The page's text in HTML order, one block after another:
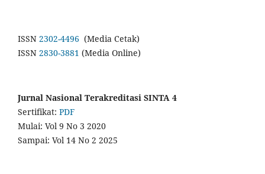
ISSN 2302-4496 (Media Cetak)
ISSN 2830-3881 (Media Online)
Jurnal Nasional Terakreditasi SINTA 4
Sertifikat: PDF
Mulai: Vol 9 No 3 2020
Sampai: Vol 14 No 2 2025